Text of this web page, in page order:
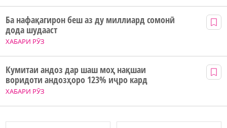
ХАБАРИ РӮЗ
Ба нафақагирон беш аз ду миллиард сомонӣ
дода шудааст
ХАБАРИ РӮЗ
Кумитаи андоз дар шаш моҳ нақшаи
воридоти андозҳоро 123% иҷро кард